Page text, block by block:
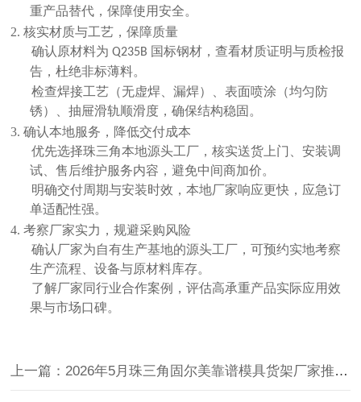
重产品替代，保障使用安全。
2. 核实材质与工艺，保障质量
确认原材料为 Q235B 国标钢材，查看材质证明与质检报
告，杜绝非标薄料。
检查焊接工艺（无虚焊、漏焊）、表面喷涂（均匀防
锈）、抽屉滑轨顺滑度，确保结构稳固。
3. 确认本地服务，降低交付成本
优先选择珠三角本地源头工厂，核实送货上门、安装调
试、售后维护服务内容，避免中间商加价。
明确交付周期与安装时效，本地厂家响应更快，应急订
单适配性强。
4. 考察厂家实力，规避采购风险
确认厂家为自有生产基地的源头工厂，可预约实地考察
生产流程、设备与原材料库存。
了解厂家同行业合作案例，评估高承重产品实际应用效
果与市场口碑。
上一篇：2026年5月珠三角固尔美靠谱模具货架厂家推荐：3 家资质齐全可考察